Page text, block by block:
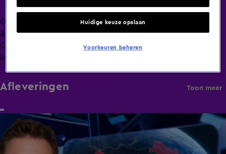
Overzicht
Afleveringen
Clips
Info
Afleveringen Toon meer
47:02
Huidige keuze opslaan
Voorkeuren beheren